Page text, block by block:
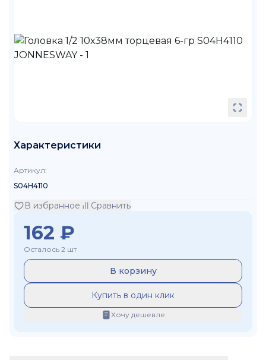
Характеристики
Артикул:
S04H4110
В избранное Сравнить
162 ₽
Осталось 2 шт
В корзину
Купить в один клик
Хочу дешевле